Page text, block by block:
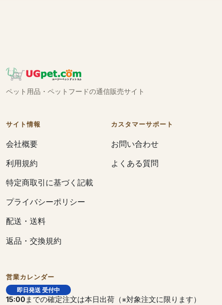
ペット用品・ペットフードの通信販売サイト
サイト情報
会社概要
利用規約
特定商取引に基づく記載
プライバシーポリシー
配送・送料
返品・交換規約
カスタマーサポート
お問い合わせ
よくある質問
営業カレンダー
即日発送 受付中
15:00までの確定注文は本日出荷（※対象注文に限ります）